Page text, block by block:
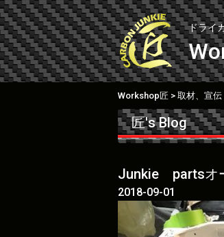
Skip
to
content
ドライ
Workshop匠 > 取材、宣伝
匠's Blog
Junkie partsオ
2018-09-01